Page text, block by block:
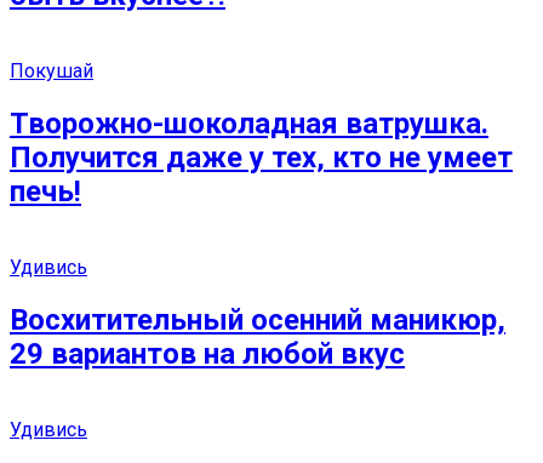
Покушай
Творожно-шоколадная ватрушка.
Получится даже у тех, кто не умеет
печь!
Удивись
Восхитительный осенний маникюр,
29 вариантов на любой вкус
Удивись